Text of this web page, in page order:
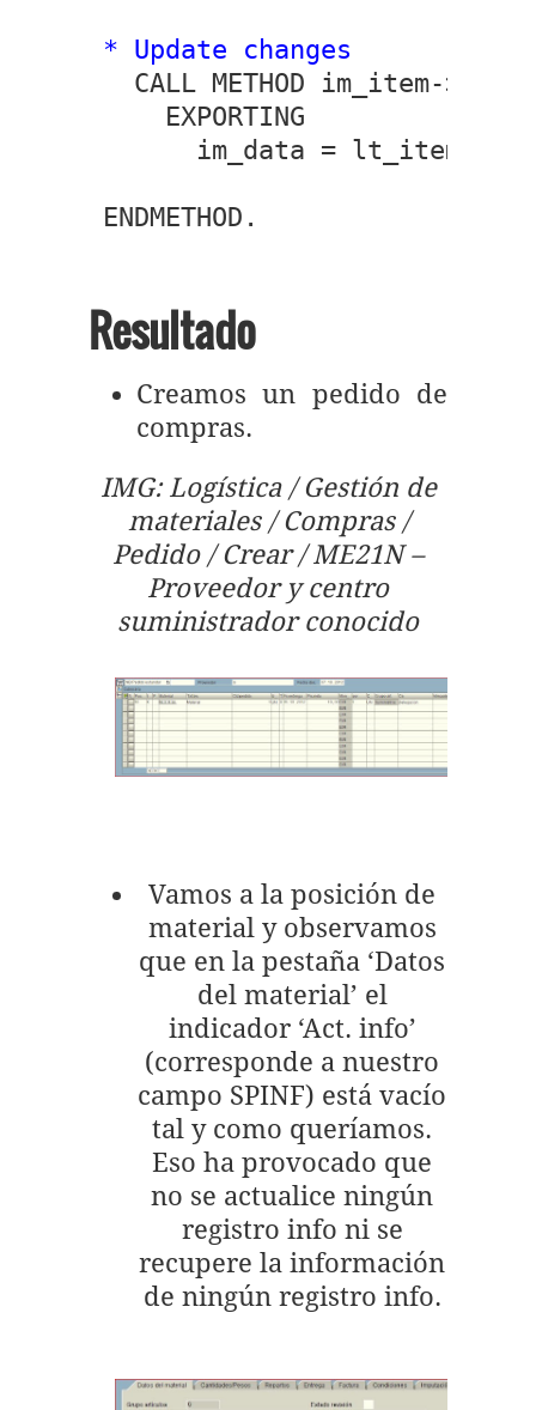
* Update changes
CALL METHOD im_item-
EXPORTING
im_data = lt_item.
ENDMETHOD.
Resultado
Creamos un pedido de
compras.
IMG: Logística / Gestión de
materiales / Compras /
Pedido / Crear / ME21N –
Proveedor y centro
suministrador conocido
Vamos a la posición de
material y observamos
que en la pestaña ‘Datos
del material’ el
indicador ‘Act. info’
(corresponde a nuestro
campo SPINF) está vacío
tal y como queríamos.
Eso ha provocado que
no se actualice ningún
registro info ni se
recupere la información
de ningún registro info.